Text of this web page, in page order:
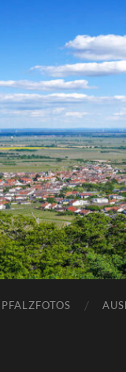
PFALZFOTOS